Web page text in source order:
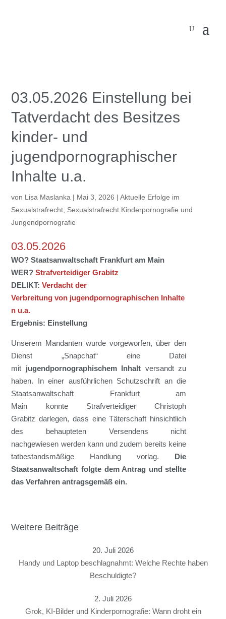
03.05.2026 Einstellung bei
Tatverdacht des Besitzes
kinder- und
jugendpornographischer
Inhalte u.a.
von Lisa Maslanka | Mai 3, 2026 |Aktuelle Erfolge im
Sexualstrafrecht Sexualstrafrecht Kinderpornografie und
Jungendpornografie
03.05.2026
WO? Staatsanwaltschaft Frankfurt am Main
WER?Strafverteidiger Grabitz
DELIKT:Verdachtder
Verbreitung von jugendpornographischen Inhalte
n u.a.
Ergebnis: Einstellung
Unserem Mandanten wurde vorgeworfen, über den
Dienst „Snapchat“ eine Datei
mit jugendpornographischem Inhalt versandt zu
haben. Ineiner ausführlichen Schutzschrift an die
Staatsanwaltschaft Frankfurt am
Main
konnte Strafverteidiger Christoph
Grabitzdarlegen, dass eine Täterschaft hinsichtlich
des behaupteten Versendens nicht
nachgewiesen werden kann und zudem bereits keine
tatbestandsmäßige Handlung vorlag. Die
Staatsanwaltschaft folgte dem Antrag und stellte
das Verfahren antragsgemäß ein.
Weitere Beiträge
20. Juli 2026
Handy und Laptop beschlagnahmt: Welche Rechte haben
Beschuldigte?
2. Juli 2026
Grok, KI-Bilder und Kinderpornografie: Wann droht ein